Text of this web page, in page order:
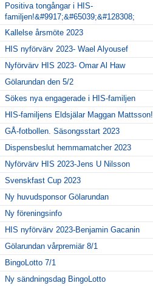
Positiva tongångar i HIS-
familjen!&#9917;&#65039;&#128308;
Kallelse årsmöte 2023
HIS nyförvärv 2023- Wael Alyousef
Nyförvärv HIS 2023- Omar Al Haw
Gölarundan den 5/2
Sökes nya engagerade i HIS-familjen
HIS-familjens Eldsjälar Maggan Mattsson!
GÅ-fotbollen. Säsongsstart 2023
Dispensbeslut hemmamatcher 2023
Nyförvärv HIS 2023-Jens U Nilsson
Svenskfast Cup 2023
Ny huvudsponsor Gölarundan
Ny föreningsinfo
HIS nyförvärv 2023-Benjamin Gacanin
Gölarundan vårpremiär 8/1
BingoLotto 7/1
Ny sändningsdag BingoLotto